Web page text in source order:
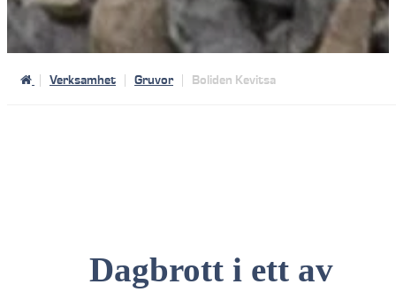
Verksamhet Gruvor Boliden Kevitsa
Dagbrott i ett av